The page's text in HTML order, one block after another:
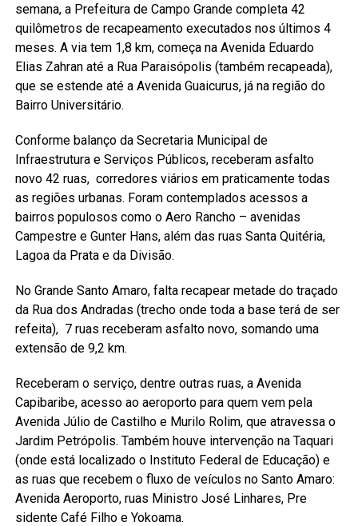
semana, a Prefeitura de Campo Grande completa 42
quilômetros de recapeamento executados nos últimos 4
meses. A via tem 1,8 km, começa na Avenida Eduardo
Elias Zahran até a Rua Paraisópolis (também recapeada),
que se estende até a Avenida Guaicurus, já na região do
Bairro Universitário.
Conforme balanço da Secretaria Municipal de
Infraestrutura e Serviços Públicos, receberam asfalto
novo 42 ruas, corredores viários em praticamente todas
as regiões urbanas. Foram contemplados acessos a
bairros populosos como o Aero Rancho – avenidas
Campestre e Gunter Hans, além das ruas Santa Quitéria,
Lagoa da Prata e da Divisão.
No Grande Santo Amaro, falta recapear metade do traçado
da Rua dos Andradas (trecho onde toda a base terá de ser
refeita), 7 ruas receberam asfalto novo, somando uma
extensão de 9,2 km.
Receberam o serviço, dentre outras ruas, a Avenida
Capibaribe, acesso ao aeroporto para quem vem pela
Avenida Júlio de Castilho e Murilo Rolim, que atravessa o
Jardim Petrópolis. Também houve intervenção na Taquari
(onde está localizado o Instituto Federal de Educação) e
as ruas que recebem o fluxo de veículos no Santo Amaro:
Avenida Aeroporto, ruas Ministro José Linhares, Pre
sidente Café Filho e Yokoama.